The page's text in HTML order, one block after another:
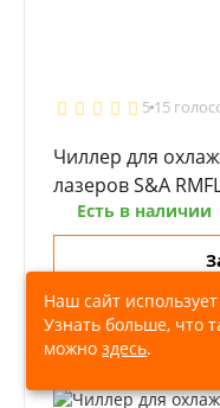
5 15
Чиллер для
лазеров S&A
Есть в наличии
Наш сайт
Узнать больше, что
можноздесь.